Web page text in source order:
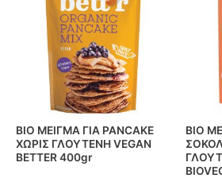
BIO ΜΕΙΓΜΑ ΓΙΑ PANCAKE
ΧΩΡΙΣ ΓΛΟΥΤΕΝΗ VEGAN
BETTER 400gr
BIO